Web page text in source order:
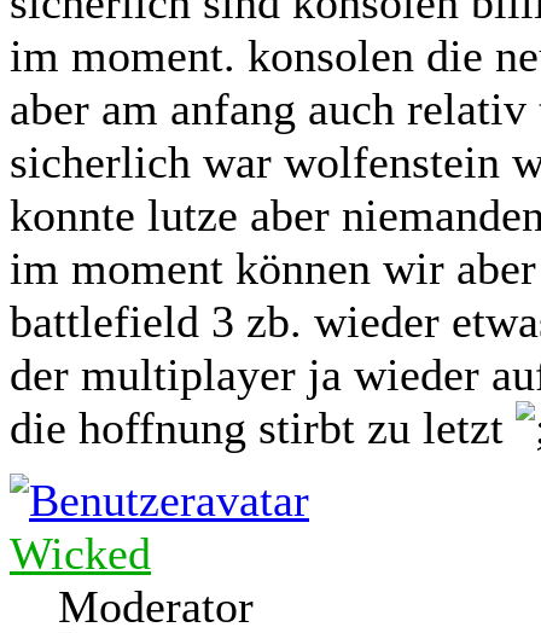
im moment. konsolen die
aber am anfang auch relativ
sicherlich war wolfenstein
konnte lutze aber
im moment können wir
battlefield 3 zb. wieder
der multiplayer ja wieder
die hoffnung stirbt zu letzt
Wicked
Moderator